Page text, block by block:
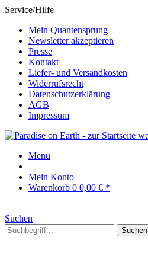
Service/Hilfe
Mein Quantensprung
Newsletter akzeptieren
Presse
Kontakt
Liefer- und Versandkosten
Widerrufsrecht
Datenschutzerklärung
AGB
Impressum
Menü
Mein Konto
Warenkorb 0 0,00 € *
Suchen
Suchen